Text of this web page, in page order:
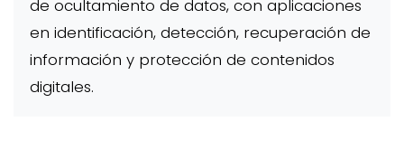
de ocultamiento de datos, con aplicaciones
en identificación, detección, recuperación de
información y protección de contenidos
digitales.